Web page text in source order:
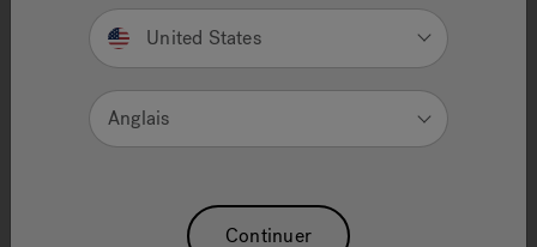
United States
Anglais
Continuer